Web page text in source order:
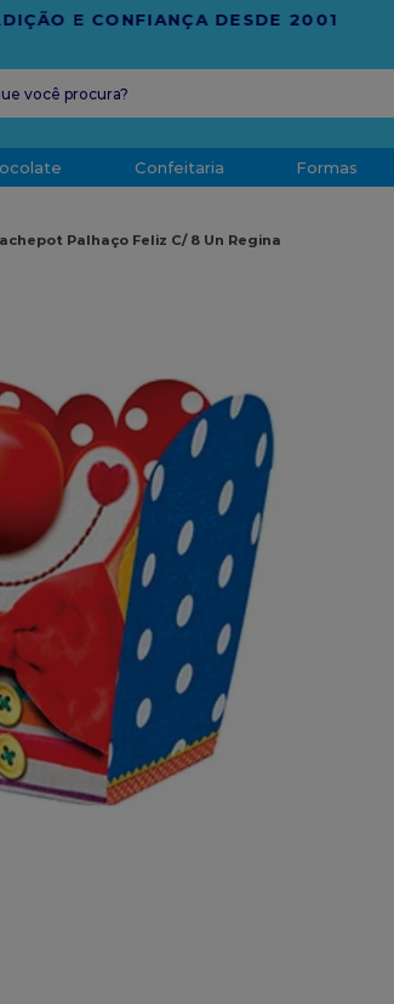
FRETE GRÁTISEM COMPRAS
você procura?
Confeitaria Formas
Palhaço Feliz C/ 8 Un Regina
caixa
6
sacola
7
vabene
8
granulado
9º
caixa kraft
10º chocolate